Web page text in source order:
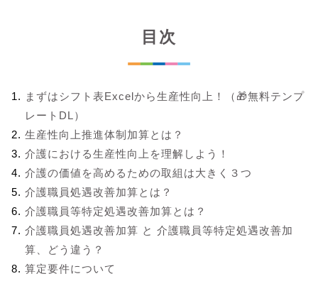
目次
まずはシフト表Excelから生産性向上！（🎁無料テンプ
レートDL）
生産性向上推進体制加算とは？
介護における生産性向上を理解しよう！
介護の価値を高めるための取組は大きく３つ
介護職員処遇改善加算とは？
介護職員等特定処遇改善加算とは？
介護職員処遇改善加算 と 介護職員等特定処遇改善加
算、どう違う？
算定要件について